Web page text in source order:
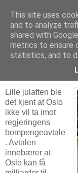
06 januar 2020
Oslo vil ikke
Lille julaften ble
det kjent at Oslo
ikke vil ta imot
regjeringens
bompengeavtale
. Avtalen
innebærer at
Oslo kan få
This site uses
and to analyze
shared with
metrics to ensure
statistics, and to